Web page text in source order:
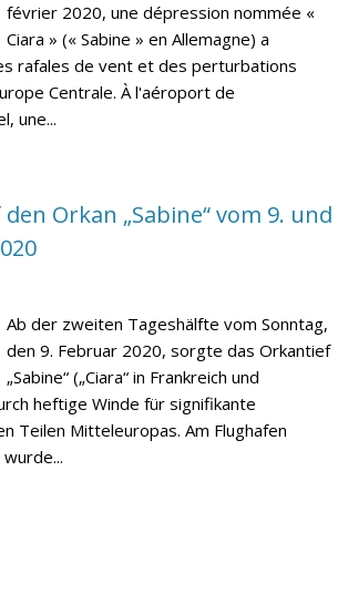
février 2020, une dépression nommée «
Ciara » (« Sabine » en Allemagne) a
rafales de vent et des perturbations
Centrale. À l'aéroport de
une...
Orkan „Sabine“ vom 9. und
Ab der zweiten Tageshälfte vom Sonntag,
den 9. Februar 2020, sorgte das Orkantief
„Sabine“ („Ciara“ in Frankreich und
heftige Winde für signifikante
Teilen Mitteleuropas. Am Flughafen